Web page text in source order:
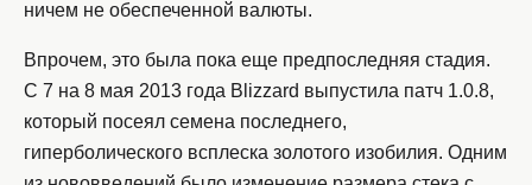
ничем не обеспеченной валюты.
Впрочем, это была пока еще предпоследняя стадия.
С 7 на 8 мая 2013 года Blizzard выпустила патч 1.0.8,
который посеял семена последнего,
гиперболического всплеска золотого изобилия. Одним